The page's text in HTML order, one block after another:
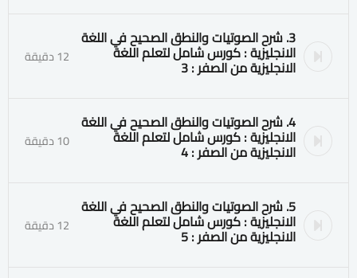
3. شرح الصوتيات والنطق الصحيح في اللغة
الانجليزية : كورس شامل لتعلم اللغة
الانجليزية من الصفر : 3 12 دقيقة
4. شرح الصوتيات والنطق الصحيح في اللغة
الانجليزية : كورس شامل لتعلم اللغة
الانجليزية من الصفر : 4 10 دقيقة
5. شرح الصوتيات والنطق الصحيح في اللغة
الانجليزية : كورس شامل لتعلم اللغة
الانجليزية من الصفر : 5 12 دقيقة